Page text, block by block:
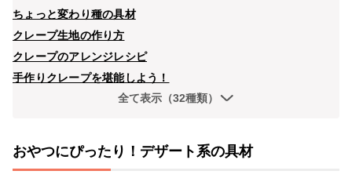
ちょっと変わり種の具材
クレープ生地の作り方
クレープのアレンジレシピ
手作りクレープを堪能しよう！
全て表示（32種類）
おやつにぴったり！デザート系の具材